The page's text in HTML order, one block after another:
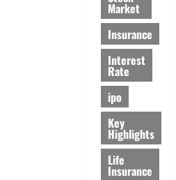
Market
Insurance
Interest
Rate
ipo
Key
Highlights
Life
Insurance